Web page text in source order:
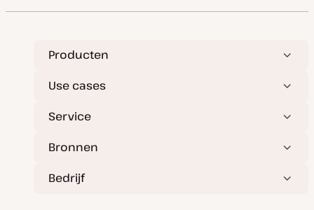
v
p
d
e
Producten
Use cases
Service
Bronnen
Bedrijf